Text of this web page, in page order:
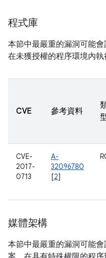
程式庫
本節中最嚴重的漏洞可能
在未獲授權的程序環境內執
CVE 參考資料
CVE-
2017-
0713
A-
32096780
[2]
媒體架構
本節中最嚴重的漏洞可能